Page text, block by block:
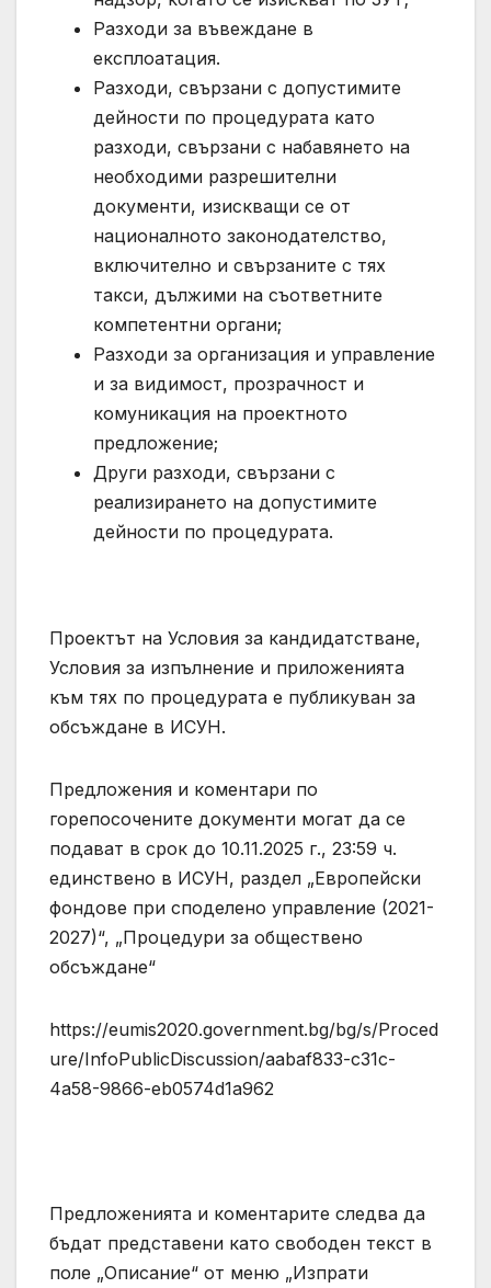
Разходи за въвеждане в
експлоатация.
Разходи, свързани с допустимите
дейности по процедурата като
разходи, свързани с набавянето на
необходими разрешителни
документи, изискващи се от
националното законодателство,
включително и свързаните с тях
такси, дължими на съответните
компетентни органи;
Разходи за организация и управление
и за видимост, прозрачност и
комуникация на проектното
предложение;
Други разходи, свързани с
реализирането на допустимите
дейности по процедурата.
Проектът на Условия за кандидатстване,
Условия за изпълнение и приложенията
към тях по процедурата е публикуван за
обсъждане в ИСУН.
Предложения и коментари по
горепосочените документи могат да се
подават в срок до 10.11.2025 г., 23:59 ч.
единствено в ИСУН, раздел „Европейски
фондове при споделено управление (2021-
2027)“, „Процедури за обществено
обсъждане“
https://eumis2020.government.bg/bg/s/Proced
ure/InfoPublicDiscussion/aabaf833-c31c-
4a58-9866-eb0574d1a962
Предложенията и коментарите следва да
бъдат представени като свободен текст в
поле „Описание“ от меню „Изпрати